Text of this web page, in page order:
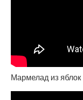
Мармелад из